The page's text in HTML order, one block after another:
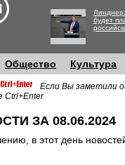
будет
Общество Культура
Если Вы заметили
Ctrl+Enter
ЗА 08.06.2024
в этот день